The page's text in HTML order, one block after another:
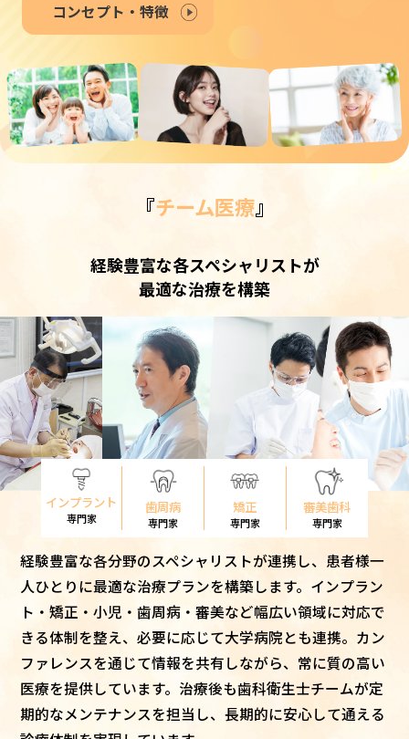
コンセプト・特徴
『チーム医療』
経験豊富な各スペシャリストが
最適な治療を構築
インプラント
専門家
歯周病
専門家
矯正
専門家
審美歯科
専門家
経験豊富な各分野のスペシャリストが連携し、患者様一
人ひとりに最適な治療プランを構築します。インプラン
ト・矯正・小児・歯周病・審美など幅広い領域に対応で
きる体制を整え、必要に応じて大学病院とも連携。カン
ファレンスを通じて情報を共有しながら、常に質の高い
医療を提供しています。治療後も歯科衛生士チームが定
期的なメンテナンスを担当し、長期的に安心して通える